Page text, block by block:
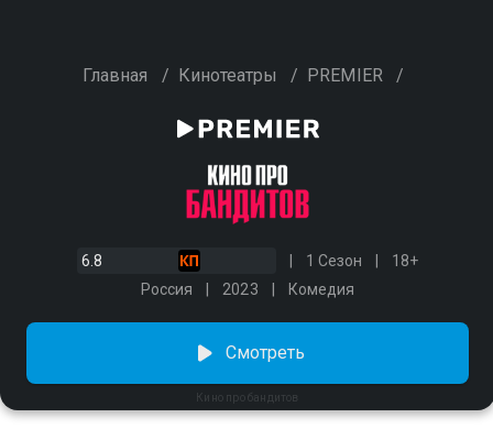
Главная / Кинотеатры / PREMIER /
6.8 1 Сезон
18+
Россия
2023 Комедия
Кино про бандитов
Смотреть